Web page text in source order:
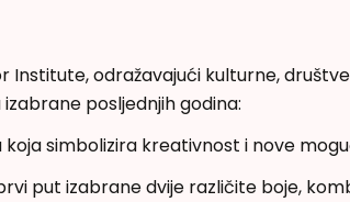
Institute, odražavajući kulturne,
posljednjih godina:
simbolizira kreativnost i nove
put izabrane dvije različite boje,